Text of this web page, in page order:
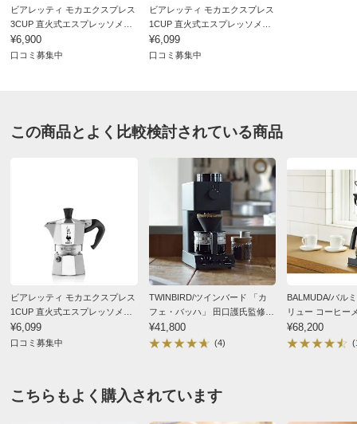
パッキン…シリコーン樹脂
■ガス火専用です。IH調理器ではご使用いただけません。
■食洗機には対応しておりません
ビアレッティ モカエクスプレス
3CUP 直火式エスプレッソメー
カー
¥6,900
口コミ募集中
ビアレッティ モカエクスプレス
1CUP 直火式エスプレッソメー
カー
¥6,099
口コミ募集中
この商品とよく比較検討されている商品
ビアレッティ モカエクスプレス
1CUP 直火式エスプレッソメー
カー
¥6,099
口コミ募集中
TWINBIRD/ツインバード 「カ
フェ・バッハ」 田口護氏監修
全自動コーヒーメーカー3杯用
（CM-D457B）
¥41,800
(4)
BALMUDA/バル
リュー コーヒー
ノス特典付き
¥68,200
こちらもよく購入されています